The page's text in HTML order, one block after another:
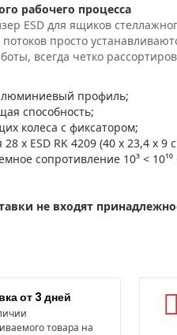
рабочего процесса
ESD для ящиков
потоков просто
всегда четко
профиль;
способность;
колеса с фиксатором;
x ESD RK 4209 (40 x 23,4 x 9
сопротивление 10³ <
не входят
от 3 дней
товара на